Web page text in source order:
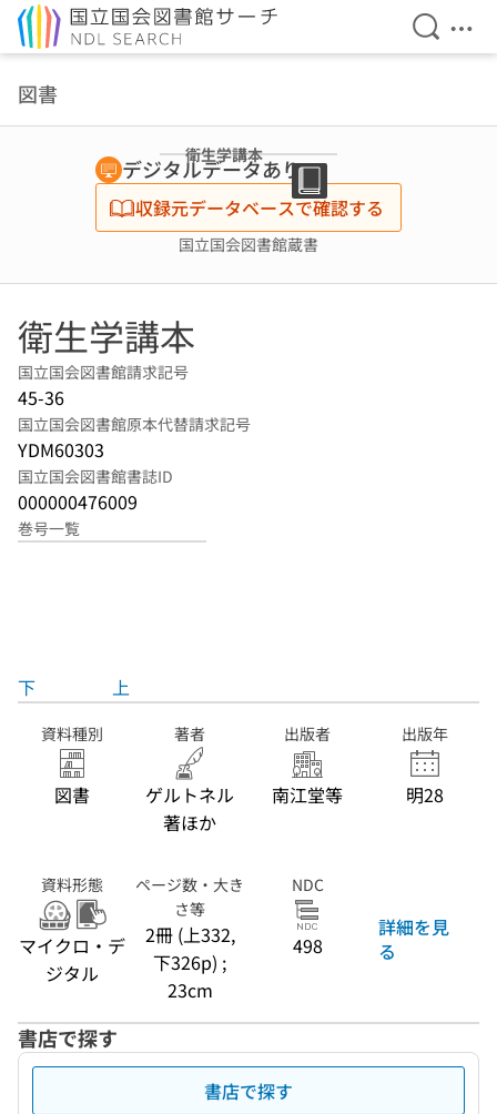
検索を
メ
図書
衛生学講本
デジタルデータあり
収録元データベースで確認する
国立国会図書館蔵書
衛生学講本
国立国会図書館請求記号
45-36
国立国会図書館原本代替請求記号
YDM60303
国立国会図書館書誌ID
000000476009
巻号一覧
下 上
資料種別
図書
著者
ゲルトネル
著ほか
出版者
南江堂等
出版年
明28
資料形態
マイクロ・デ
ジタル
ページ数・大き
さ等
2冊 (上332,
下326p) ;
23cm
NDC
498
詳細を見
る
書店で探す
書店で探す